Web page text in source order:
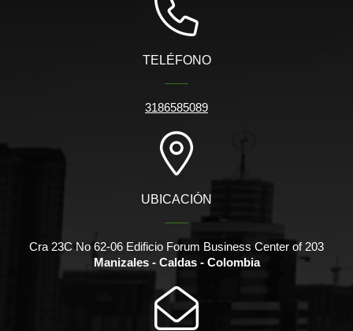
TELÉFONO
3186585089
UBICACIÓN
Cra 23C No 62-06 Edificio Forum Business Center of 203
Manizales - Caldas - Colombia